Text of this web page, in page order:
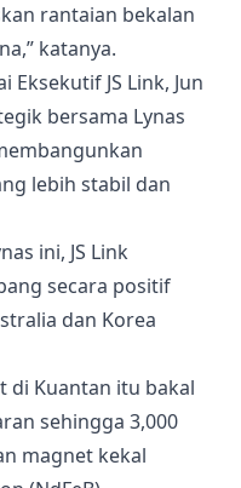
rantaian bekalan
katanya.
Eksekutif JS Link, Jun
bersama Lynas
lebih stabil dan
ini, JS Link
secara positif
dan Korea
di Kuantan itu bakal
sehingga 3,000
magnet kekal